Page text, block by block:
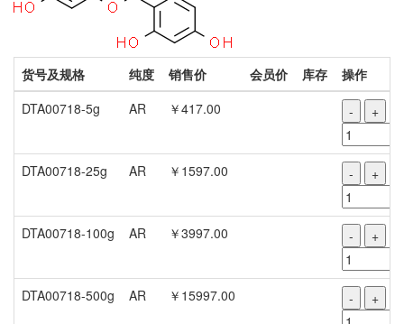
货号及规格 纯度 销售价 会员价 库存
操作
DTA00718-5g
AR ￥417.00 - +
DTA00718-25g AR ￥1597.00 - +
DTA00718-100g AR ￥3997.00 - +
DTA00718-500g AR ￥15997.00 - +